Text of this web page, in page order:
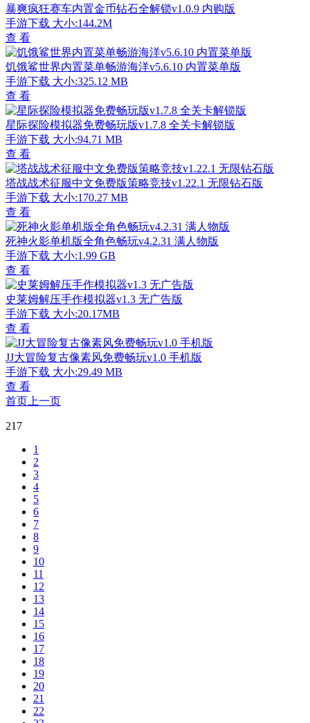
暴爽疯狂赛车内置金币钻石全解锁v1.0.9 内购版
手游下载 大小:144.2M
查 看
饥饿鲨世界内置菜单畅游海洋v5.6.10 内置菜单版
手游下载 大小:325.12 MB
查 看
星际探险模拟器免费畅玩版v1.7.8 全关卡解锁版
手游下载 大小:94.71 MB
查 看
塔战战术征服中文免费版策略竞技v1.22.1 无限钻石版
手游下载 大小:170.27 MB
查 看
死神火影单机版全角色畅玩v4.2.31 满人物版
手游下载 大小:1.99 GB
查 看
史莱姆解压手作模拟器v1.3 无广告版
手游下载 大小:20.17MB
查 看
JJ大冒险复古像素风免费畅玩v1.0 手机版
手游下载 大小:29.49 MB
查 看
首页 上一页
217
1
2
3
4
5
6
7
8
9
10
11
12
13
14
15
16
17
18
19
20
21
22